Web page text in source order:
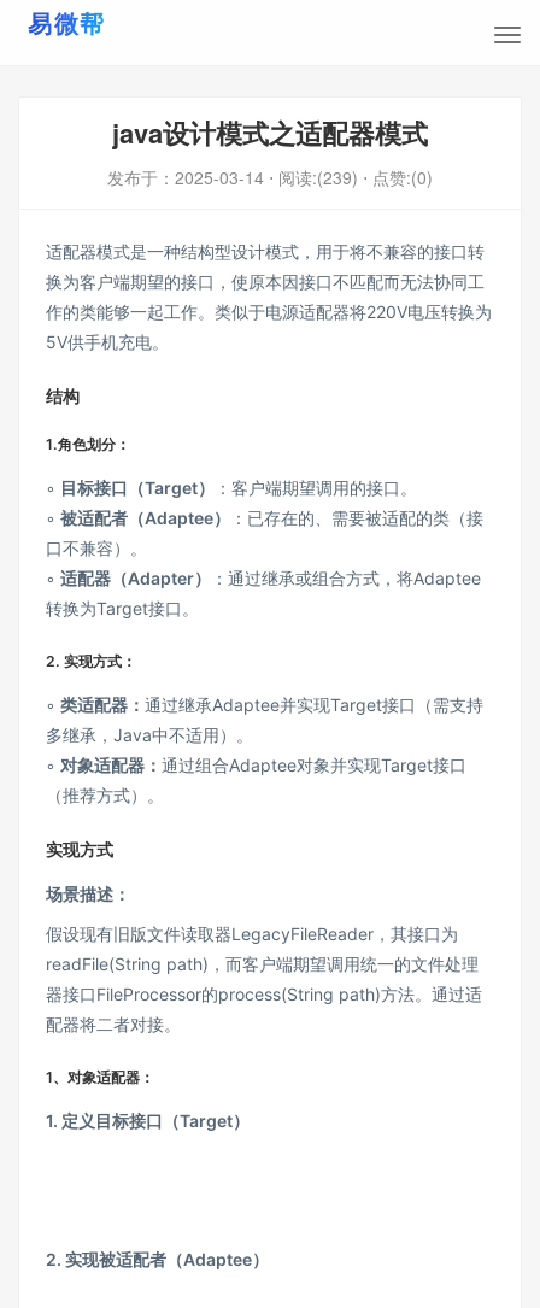
java设计模式之适配器模式
发布于： 2025-03-14 ⋅ 阅读:(239) ⋅ 点赞:(0)
适配器模式是一种结构型设计模式，用于将不兼容的接口转
换为客户端期望的接口，使原本因接口不匹配而无法协同工
作的类能够一起工作。类似于电源适配器将220V电压转换为
5V供手机充电。
结构
1.角色划分：
◦ 目标接口（Target）
：客户端期望调用的接口。
◦ 被适配者（Adaptee）
：已存在的、需要被适配的类（接
口不兼容）。
◦ 适配器（Adapter）
：通过继承或组合方式，将Adaptee
转换为Target接口。
2. 实现方式：
◦ 类适配器： 通过继承Adaptee并实现Target接口（需支持
多继承，Java中不适用）。
◦ 对象适配器： 通过组合Adaptee对象并实现Target接口
（推荐方式）。
实现方式
场景描述：
假设现有旧版文件读取器LegacyFileReader，其接口为
readFile(String path)，而客户端期望调用统一的文件处理
器接口FileProcessor的process(String path)方法。通过适
配器将二者对接。
1、对象适配器：
1. 定义目标接口（Target）
2. 实现被适配者（Adaptee）